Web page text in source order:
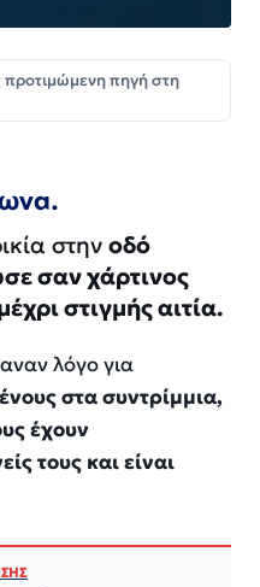
πηγή στη
στην οδό
σαν χάρτινος
στιγμής αιτία.
λόγο για
στα συντρίμμια,
έχουν
τους και είναι